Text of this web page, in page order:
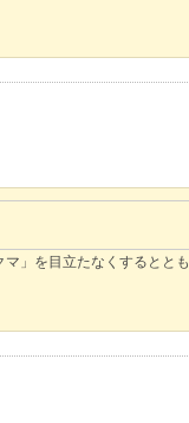
」を目立たなくするととも